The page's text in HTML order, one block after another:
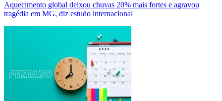
Aquecimento global deixou chuvas 20% mais fortes e agravou
tragédia em MG, diz estudo internacional